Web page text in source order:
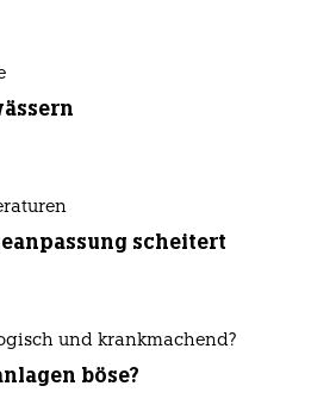
scheitert
und krankmachend?
böse?